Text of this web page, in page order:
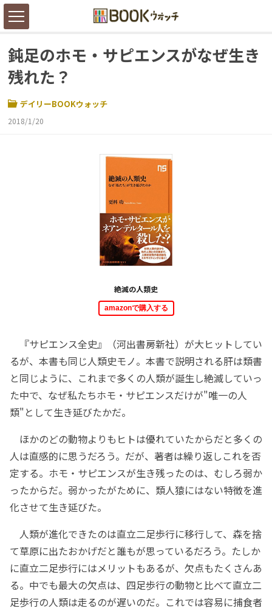
鈍足のホモ・サピエンスがなぜ生き
残れた？
デイリーBOOKウォッチ
2018/1/20
絶滅の人類史
amazonで購入する
『サピエンス全史』（河出書房新社）が大ヒットしてい
るが、本書も同じ人類史モノ。本書で説明される肝は類書
と同じように、これまで多くの人類が誕生し絶滅していっ
た中で、なぜ私たちホモ・サピエンスだけが"唯一の人
類"として生き延びたかだ。
ほかのどの動物よりもヒトは優れていたからだと多くの
人は直感的に思うだろう。だが、著者は繰り返しこれを否
定する。ホモ・サピエンスが生き残ったのは、むしろ弱か
ったからだ。弱かったがために、類人猿にはない特徴を進
化させて生き延びた。
人類が進化できたのは直立二足歩行に移行して、森を捨
て草原に出たおかげだと誰もが思っているだろう。たしか
に直立二足歩行にはメリットもあるが、欠点もたくさんあ
る。中でも最大の欠点は、四足歩行の動物と比べて直立二
足歩行の人類は走るのが遅いのだ。これでは容易に捕食者